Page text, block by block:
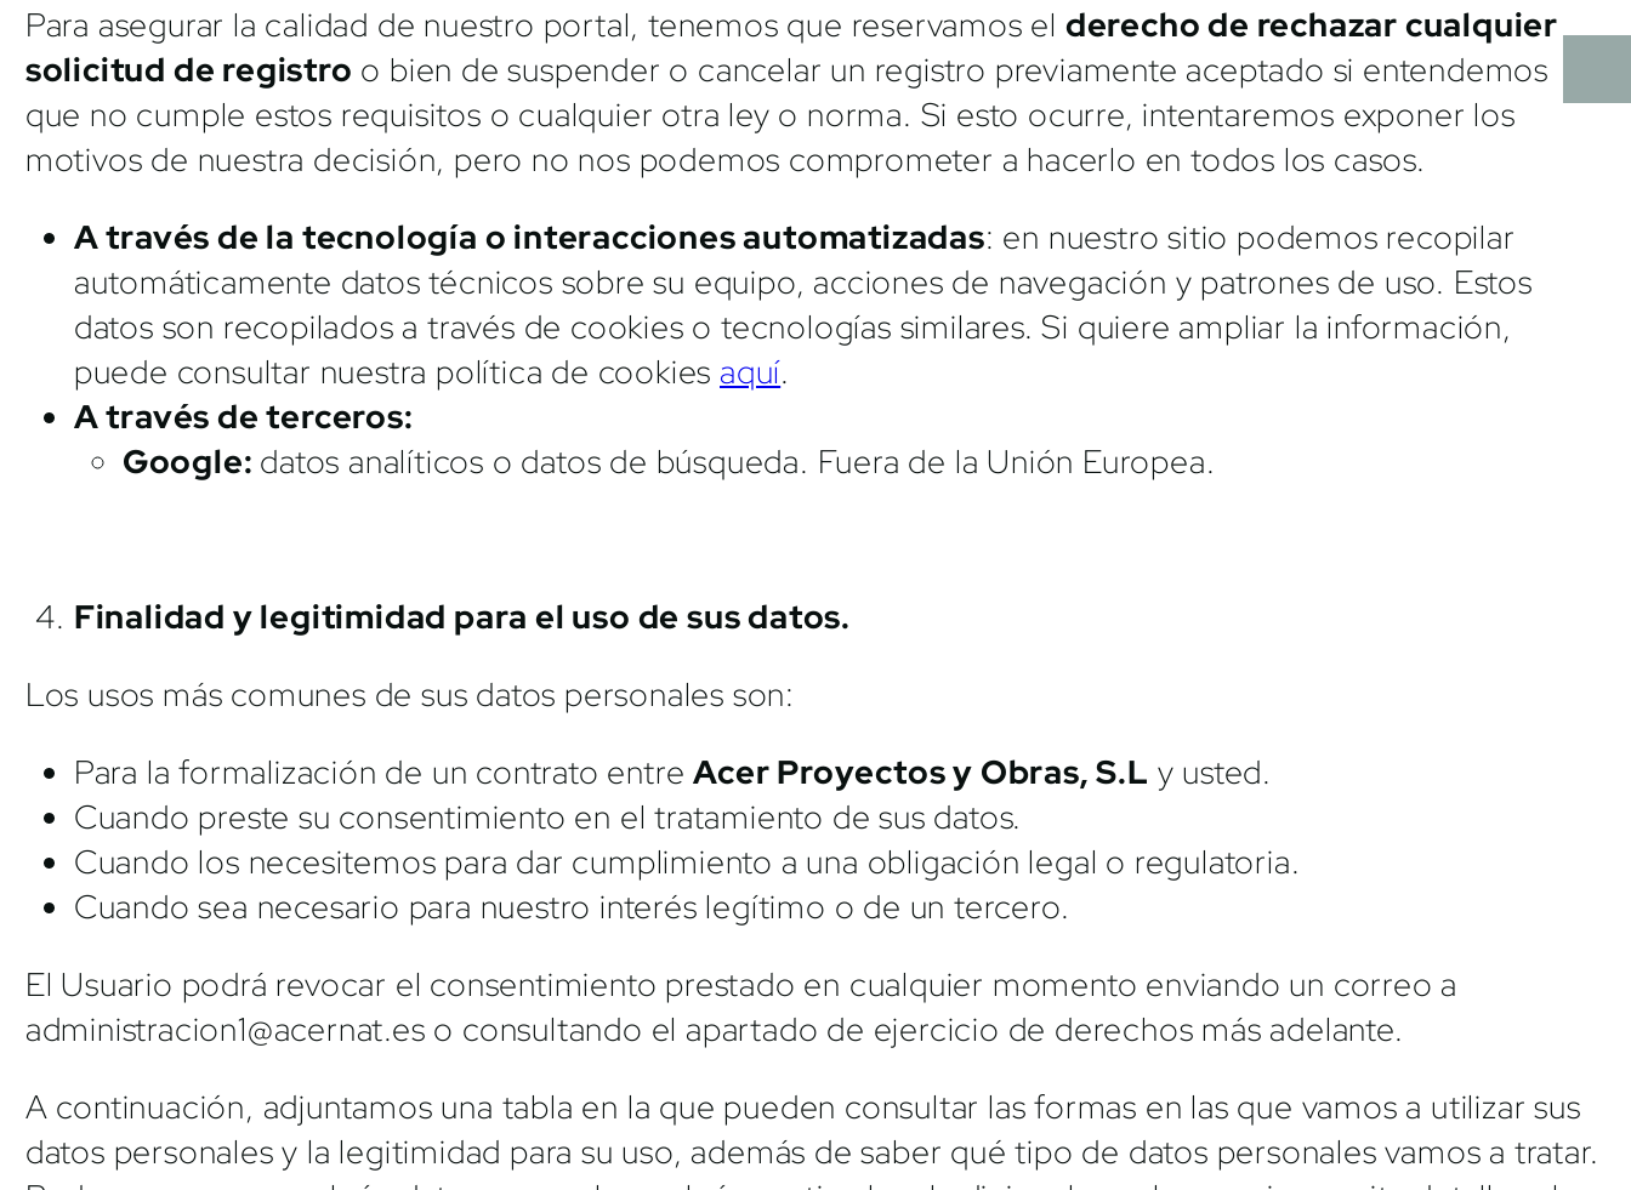
Para asegurar la calidad de nuestro portal, tenemos que reservamos el derecho de rechazar cualquier
solicitud de registro o bien de suspender o cancelar un registro previamente aceptado si entendemos
que no cumple estos requisitos o cualquier otra ley o norma. Si esto ocurre, intentaremos exponer los
motivos de nuestra decisión, pero no nos podemos comprometer a hacerlo en todos los casos.
A través de la tecnología o interacciones automatizadas: en nuestro sitio podemos recopilar
automáticamente datos técnicos sobre su equipo, acciones de navegación y patrones de uso. Estos
datos son recopilados a través de cookies o tecnologías similares. Si quiere ampliar la información,
puede consultar nuestra política de cookies aquí.
A través de terceros:
Google: datos analíticos o datos de búsqueda. Fuera de la Unión Europea.
Finalidad y legitimidad para el uso de sus datos.
Los usos más comunes de sus datos personales son:
Para la formalización de un contrato entreAcer Proyectos y Obras, S.L y usted.
Cuando preste su consentimiento en el tratamiento de sus datos.
Cuando los necesitemos para dar cumplimiento a una obligación legal o regulatoria.
Cuando sea necesario para nuestro interés legítimo o de un tercero.
El Usuario podrá revocar el consentimiento prestado en cualquier momento enviando un correo a
administracion1@acernat.es o consultando el apartado de ejercicio de derechos más adelante.
A continuación, adjuntamos una tabla en la que pueden consultar las formas en las que vamos a utilizar sus
datos personales y la legitimidad para su uso, además de saber qué tipo de datos personales vamos a tratar.